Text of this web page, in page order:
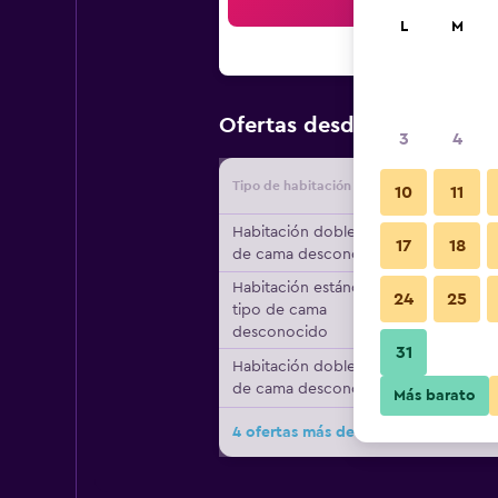
Ofertas desde Oferta
Tipo de habitación
Habitación doble, tipo
de cama desconocido
Habitación estándar,
tipo de cama
desconocido
Habitación doble, tipo
de cama desconocido
4 ofertas más de Kasbah Hotel
L M
3 4
10 11
17 18
24 25
31
Más barato